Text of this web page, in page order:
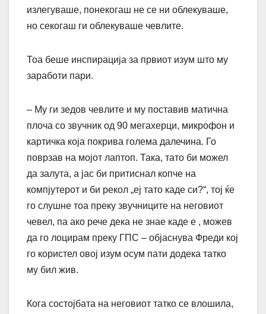
излегуваше, понекогаш не се ни облекуваше,
но секогаш ги облекуваше чевлите.
Тоа беше инспирација за првиот изум што му
заработи пари.
– Му ги зедов чевлите и му поставив матична
плоча со звучник од 90 мегахерци, микрофон и
картичка која покрива голема далечина. Го
поврзав на мојот лаптоп. Така, тато би можел
да залута, а јас би притиснал копче на
компјутерот и би рекол „еј тато каде си?“, тој ќе
го слушне тоа преку звучниците на неговиот
чевел, па ако рече дека не знае каде е , можев
да го лоцирам преку ГПС – објаснува Фреди кој
го користел овој изум осум пати додека татко
му бил жив.
Кога состојбата на неговиот татко се влошила,